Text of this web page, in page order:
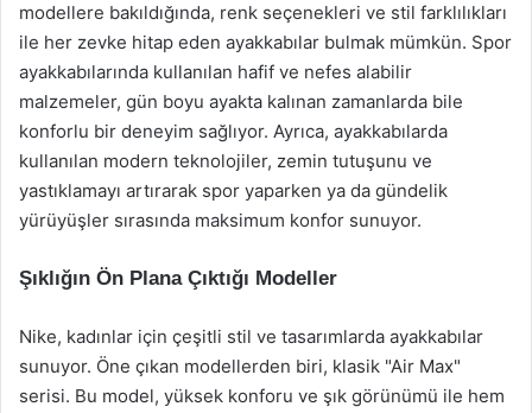
modellere bakıldığında, renk seçenekleri ve stil farklılıkları
ile her zevke hitap eden ayakkabılar bulmak mümkün. Spor
ayakkabılarında kullanılan hafif ve nefes alabilir
malzemeler, gün boyu ayakta kalınan zamanlarda bile
konforlu bir deneyim sağlıyor. Ayrıca, ayakkabılarda
kullanılan modern teknolojiler, zemin tutuşunu ve
yastıklamayı artırarak spor yaparken ya da gündelik
yürüyüşler sırasında maksimum konfor sunuyor.
Şıklığın Ön Plana Çıktığı Modeller
Nike, kadınlar için çeşitli stil ve tasarımlarda ayakkabılar
sunuyor. Öne çıkan modellerden biri, klasik "Air Max"
serisi. Bu model, yüksek konforu ve şık görünümü ile hem